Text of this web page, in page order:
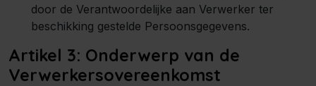
door de Verantwoordelijke aan Verwerker ter
beschikking gestelde Persoonsgegevens.
Artikel 3: Onderwerp van de
Verwerkersovereenkomst